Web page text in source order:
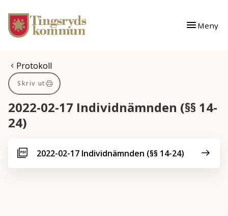
Gå till innehåll
Gå till huvudmeny
Meny
Du är här:
Protokoll
Skriv ut
2022-02-17 Individnämnden (§§ 14-
24)
2022-02-17 Individnämnden (§§ 14-24)